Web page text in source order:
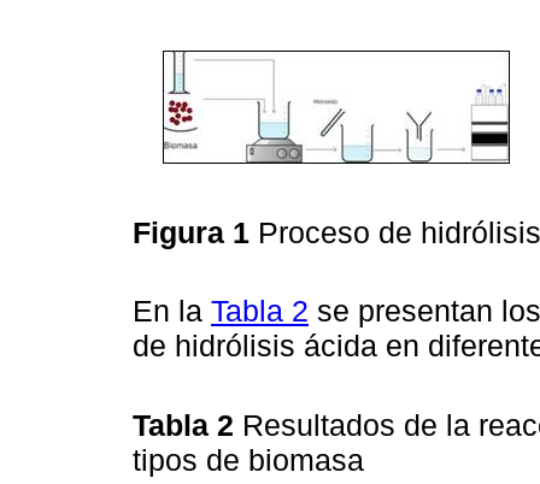
Figura 1 Proceso de
En la Tabla 2 se presentan
de hidrólisis ácida en
Tabla 2 Resultados de la
tipos de biomasa